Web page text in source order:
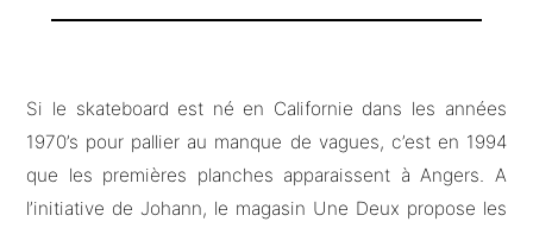
Si le skateboard est né en Californie dans les années
1970’s pour pallier au manque de vagues, c’est en 1994
que les premières planches apparaissent à Angers. A
l’initiative de Johann, le magasin Une Deux propose les